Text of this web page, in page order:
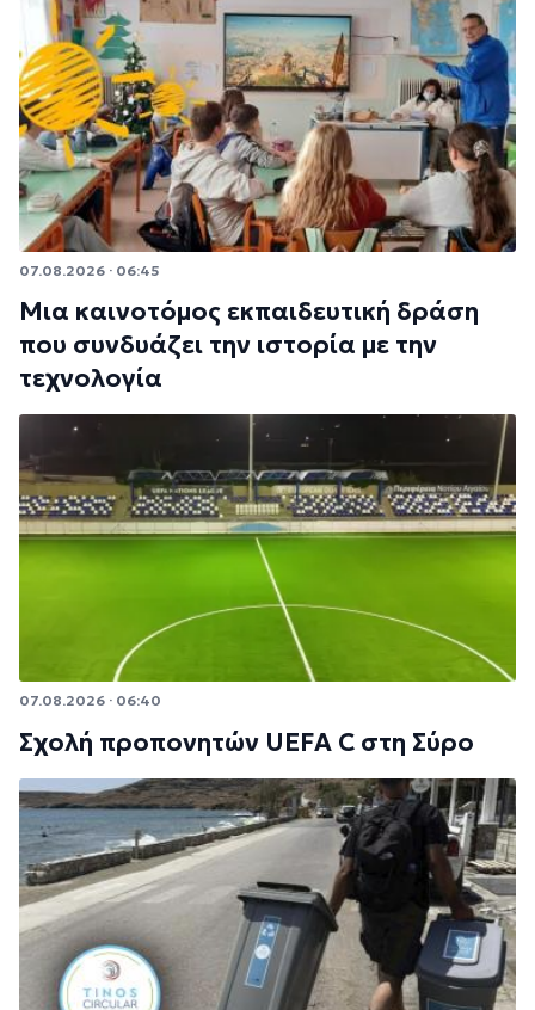
07.08.2026 · 06:45
Μια καινοτόμος εκπαιδευτική δράση
που συνδυάζει την ιστορία με την
τεχνολογία
07.08.2026 · 06:40
Σχολή προπονητών UEFA C στη Σύρο